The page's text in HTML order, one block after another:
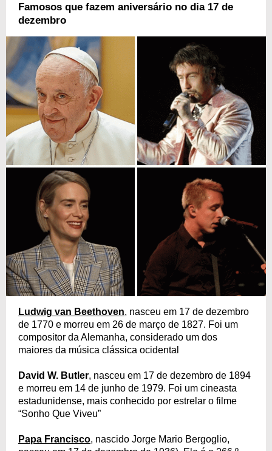
Famosos que fazem aniversário no dia 17 de
dezembro
Ludwig van Beethoven, nasceu em 17 de dezembro
de 1770 e morreu em 26 de março de 1827. Foi um
compositor da Alemanha, considerado um dos
maiores da música clássica ocidental
David W. Butler, nasceu em 17 de dezembro de 1894
e morreu em 14 de junho de 1979. Foi um cineasta
estadunidense, mais conhecido por estrelar o filme
“Sonho Que Viveu”
Papa Francisco, nascido Jorge Mario Bergoglio,